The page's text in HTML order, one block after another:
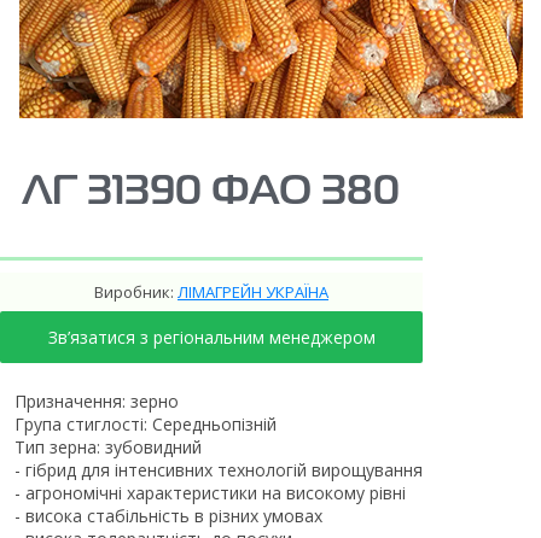
ЛГ 31390 ФАО 380
Виробник: ЛІМАГРЕЙН УКРАЇНА
Зв’язатися з регіональним менеджером
Призначення: зерно
Група стиглості: Середньопізній
Тип зерна: зубовидний
- гібрид для інтенсивних технологій вирощування
- агрономічні характеристики на високому рівні
- висока стабільність в різних умовах